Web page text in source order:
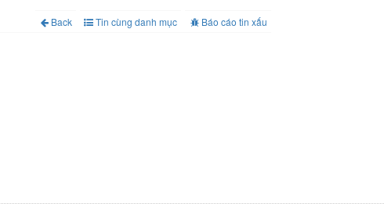
Back Tin cùng danh mục Báo cáo tin xấu